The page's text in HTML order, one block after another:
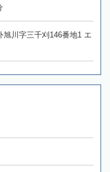
旭川字三千刈146番地1 エ